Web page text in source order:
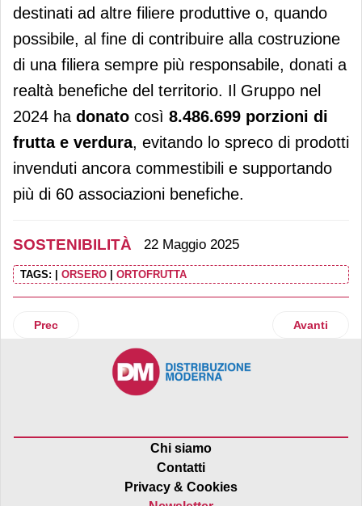
destinati ad altre filiere produttive o, quando
possibile, al fine di contribuire alla costruzione
di una filiera sempre più responsabile, donati a
realtà benefiche del territorio. Il Gruppo nel
2024 ha donato così 8.486.699 porzioni di
frutta e verdura, evitando lo spreco di prodotti
invenduti ancora commestibili e supportando
più di 60 associazioni benefiche.
SOSTENIBILITÀ 22 Maggio 2025
TAGS: | ORSERO | ORTOFRUTTA
Articolo precedente: Prosegue l'alleanza tra Barilla e
Prec Articolo
Avanti
Chi siamo
Contatti
Privacy & Cookies